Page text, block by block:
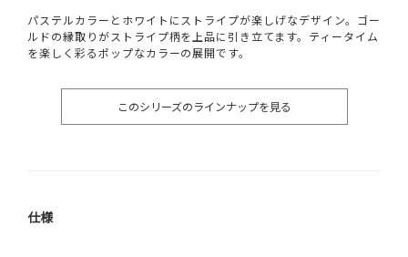
パステルカラーとホワイトにストライプが楽しげなデザイン。ゴー
ルドの縁取りがストライプ柄を上品に引き立てます。ティータイム
を楽しく彩るポップなカラーの展開です。
このシリーズのラインナップを見る
仕様